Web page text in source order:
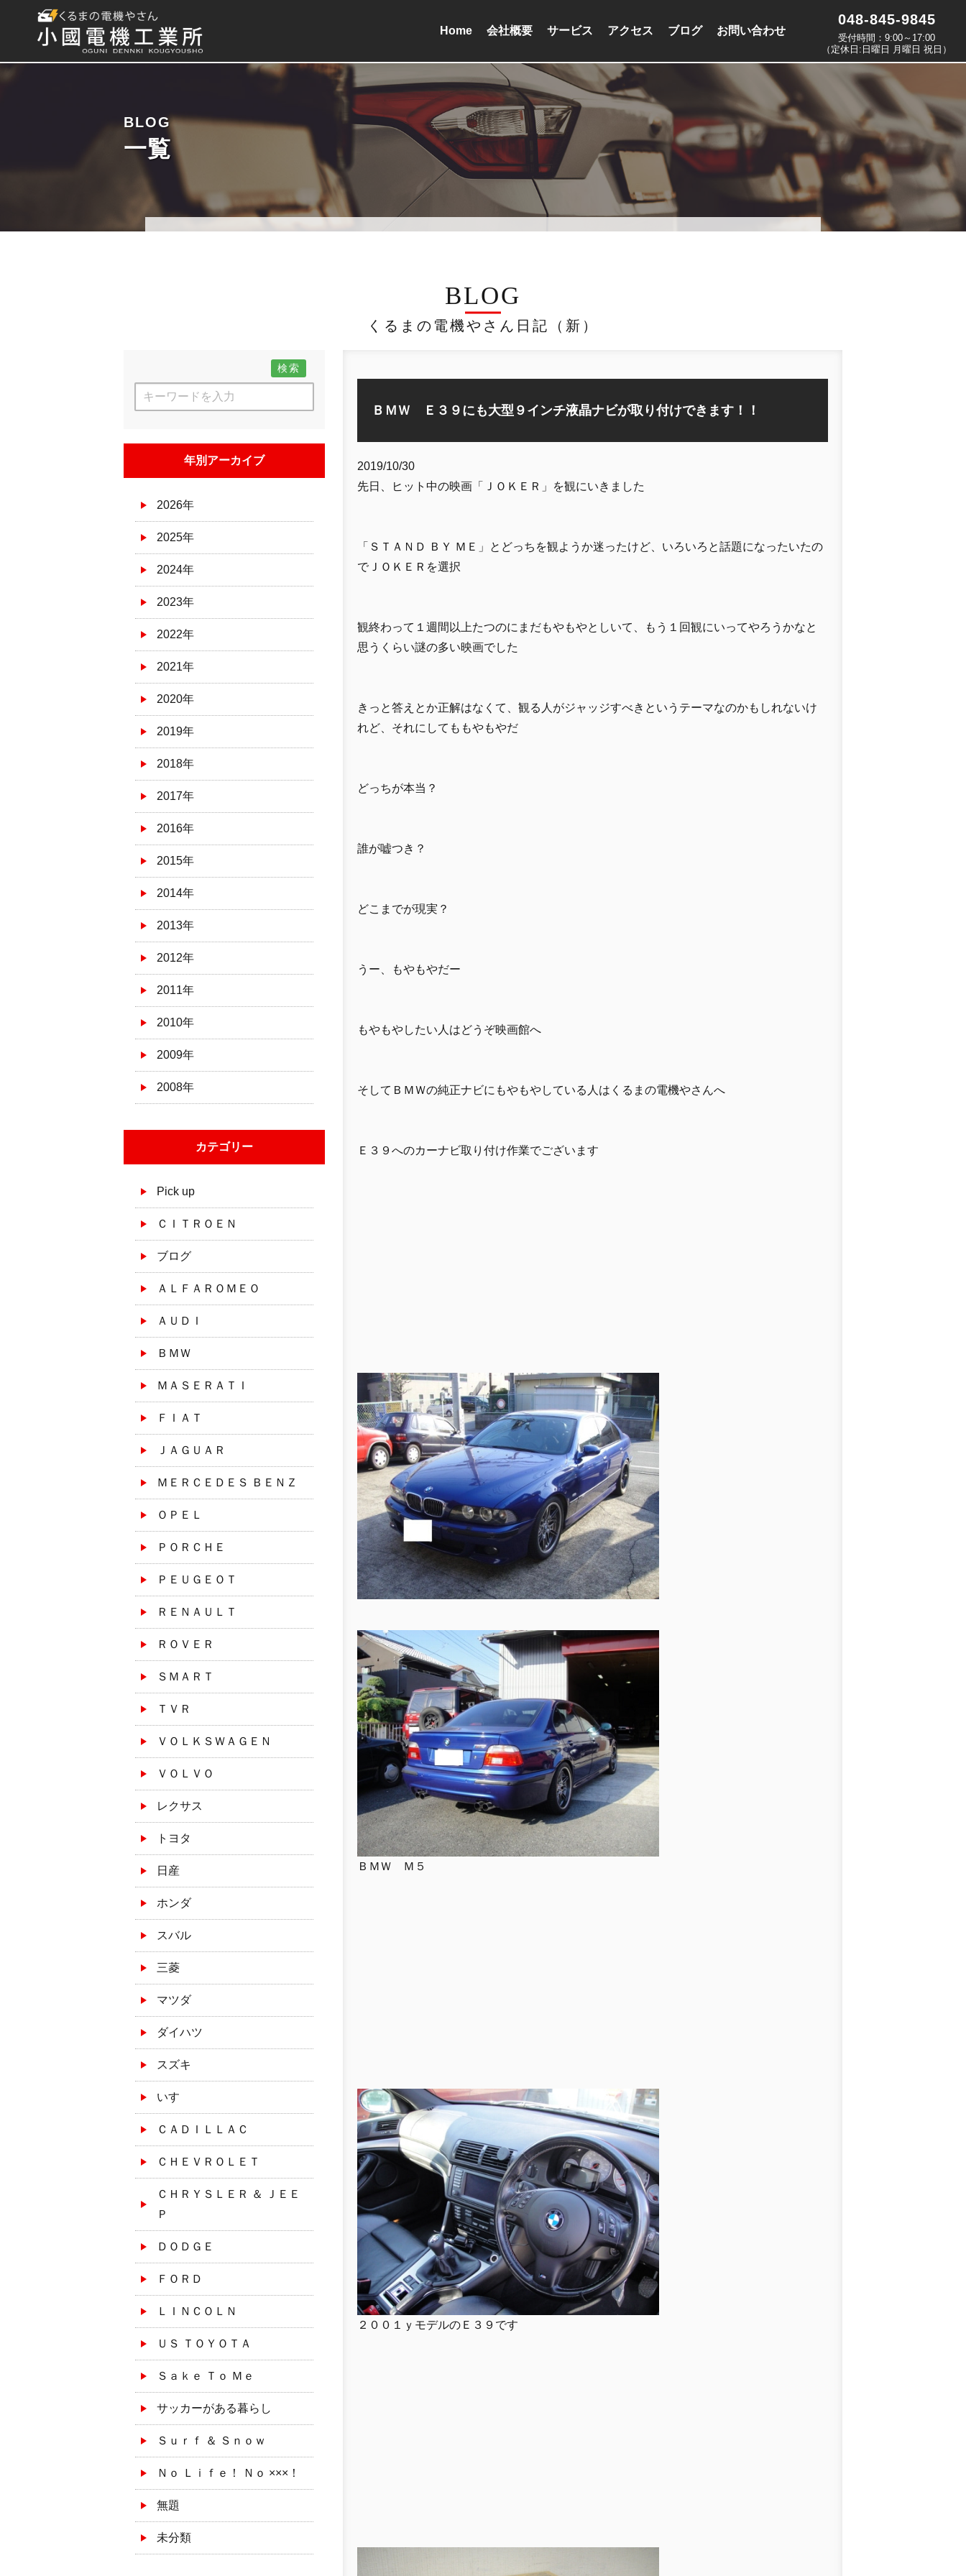
Home 会社概要 サービス アクセス ブログ お問い合わせ
048-845-9845
受付時間：9:00～17:00
（定休日:日曜日 月曜日 祝日）
BLOG
一覧
BLOG
くるまの電機やさん日記（新）
検索
年別アーカイブ
2026年
2025年
2024年
2023年
2022年
2021年
2020年
2019年
2018年
2017年
2016年
2015年
2014年
2013年
2012年
2011年
2010年
2009年
2008年
カテゴリー
Pick up
ＣＩＴＲＯＥＮ
ブログ
ＡＬＦＡＲＯＭＥＯ
ＡＵＤＩ
ＢＭＷ
ＭＡＳＥＲＡＴＩ
ＦＩＡＴ
ＪＡＧＵＡＲ
ＭＥＲＣＥＤＥＳ ＢＥＮＺ
ＯＰＥＬ
ＰＯＲＣＨＥ
ＰＥＵＧＥＯＴ
ＲＥＮＡＵＬＴ
ＲＯＶＥＲ
ＳＭＡＲＴ
ＴＶＲ
ＶＯＬＫＳＷＡＧＥＮ
ＶＯＬＶＯ
レクサス
トヨタ
日産
ホンダ
スバル
三菱
マツダ
ダイハツ
スズキ
いすゞ
ＣＡＤＩＬＬＡＣ
ＣＨＥＶＲＯＬＥＴ
ＣＨＲＹＳＬＥＲ ＆ ＪＥＥ
Ｐ
ＤＯＤＧＥ
ＦＯＲＤ
ＬＩＮＣＯＬＮ
ＵＳ ＴＯＹＯＴＡ
Ｓａｋｅ Ｔｏ Ｍｅ
サッカーがある暮らし
Ｓｕｒｆ ＆ Ｓｎｏｗ
Ｎｏ Ｌｉｆｅ！ Ｎｏ ×××！
無題
未分類
ＢＭＷ Ｅ３９にも大型９インチ液晶ナビが取り付けできます！！
2019/10/30
先日、ヒット中の映画「ＪＯＫＥＲ」を観にいきました
「ＳＴＡＮＤ ＢＹ ＭＥ」とどっちを観ようか迷ったけど、いろいろと話題になったいたの
でＪＯＫＥＲを選択
観終わって１週間以上たつのにまだもやもやとしいて、もう１回観にいってやろうかなと
思うくらい謎の多い映画でした
きっと答えとか正解はなくて、観る人がジャッジすべきというテーマなのかもしれないけ
れど、それにしてももやもやだ
どっちが本当？
誰が嘘つき？
どこまでが現実？
うー、もやもやだー
もやもやしたい人はどうぞ映画館へ
そしてＢＭＷの純正ナビにもやもやしている人はくるまの電機やさんへ
Ｅ３９へのカーナビ取り付け作業でございます
ＢＭＷ Ｍ５
２００１ｙモデルのＥ３９です